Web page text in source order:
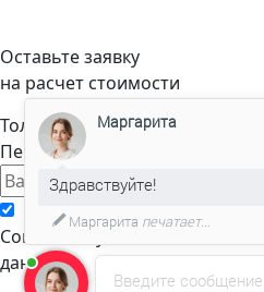
Оставьте заявку
на расчет стоимости
Только телефон и мы в деле.
Перезвоним через пару минут
Cогласен с условиями
данных
Введите сообщение
Маргарита
Здравствуйте!
Маргарита печатает...